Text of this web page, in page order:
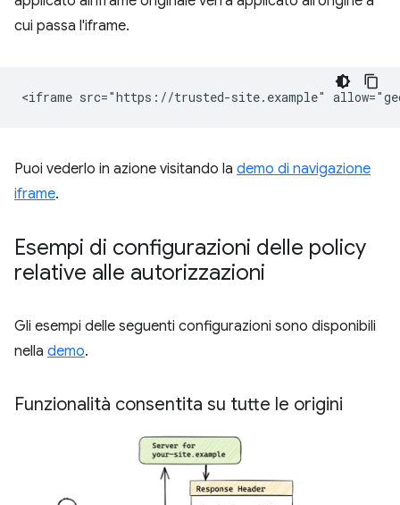
cui passa l'iframe.
Puoi vederlo in azione visitando la demo di navigazione
iframe.
Esempi di configurazioni delle policy
relative alle autorizzazioni
Gli esempi delle seguenti configurazioni sono disponibili
nella demo.
Funzionalità consentita su tutte le origini